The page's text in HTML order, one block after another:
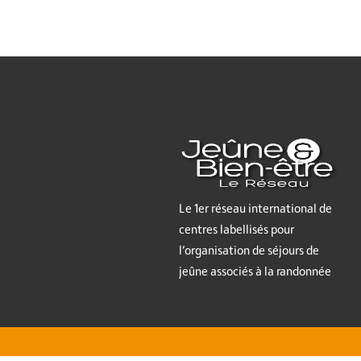
Le 1er réseau international de
centres labellisés pour
l’organisation de séjours de
jeûne associés à la randonnée